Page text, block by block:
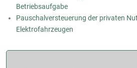
Betriebsaufgabe
Pauschalversteuerung der privaten
Elektrofahrzeugen